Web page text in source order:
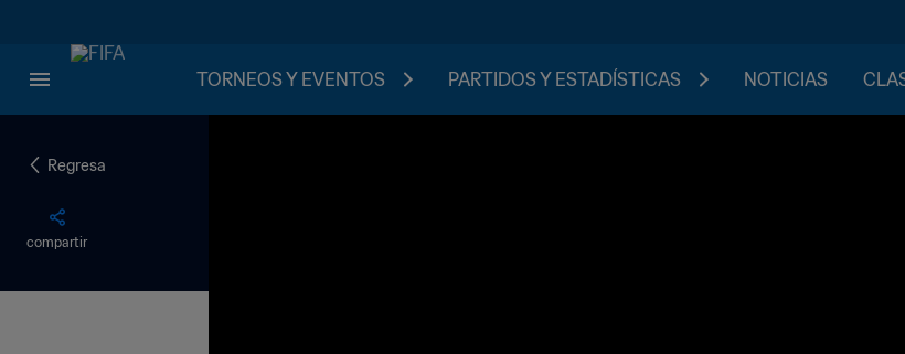
TORNEOS Y EVENTOS PARTIDOS Y ESTADÍSTICAS NOTICIAS
Regresa
compartir